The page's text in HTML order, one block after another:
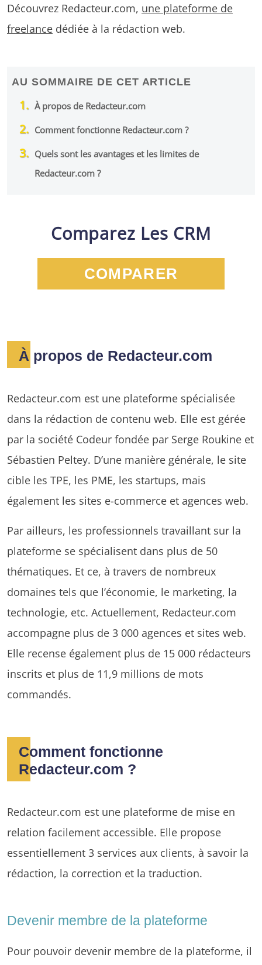
Découvrez Redacteur.com, une plateforme de
freelance dédiée à la rédaction web.
AU SOMMAIRE DE CET ARTICLE
À propos de Redacteur.com
Comment fonctionne Redacteur.com ?
Quels sont les avantages et les limites de
Redacteur.com ?
Comparez Les CRM
COMPARER
À propos de Redacteur.com
Redacteur.com est une plateforme spécialisée
dans la rédaction de contenu web. Elle est gérée
par la société Codeur fondée par Serge Roukine et
Sébastien Peltey. D’une manière générale, le site
cible les TPE, les PME, les startups, mais
également les sites e-commerce et agences web.
Par ailleurs, les professionnels travaillant sur la
plateforme se spécialisent dans plus de 50
thématiques. Et ce, à travers de nombreux
domaines tels que l’économie, le marketing, la
technologie, etc. Actuellement, Redacteur.com
accompagne plus de 3 000 agences et sites web.
Elle recense également plus de 15 000 rédacteurs
inscrits et plus de 11,9 millions de mots
commandés.
Comment fonctionne
Redacteur.com ?
Redacteur.com est une plateforme de mise en
relation facilement accessible. Elle propose
essentiellement 3 services aux clients, à savoir la
rédaction, la correction et la traduction.
Devenir membre de la plateforme
Pour pouvoir devenir membre de la plateforme, il